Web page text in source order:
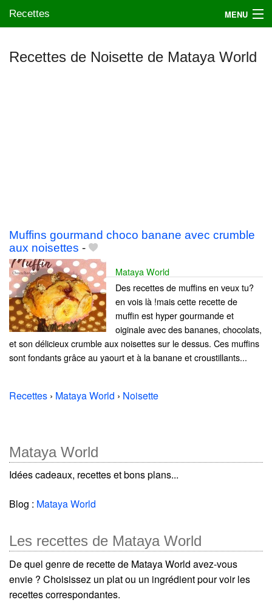
Recettes MENU
Recettes de Noisette de Mataya World
Muffins gourmand choco banane avec crumble
aux noisettes -
Mataya World
Des recettes de muffins en veux tu?
en vois là !mais cette recette de
muffin est hyper gourmande et
oiginale avec des bananes, chocolats,
et son délicieux crumble aux noisettes sur le dessus. Ces muffins
sont fondants grâce au yaourt et à la banane et croustillants...
Recettes › Mataya World › Noisette
Mataya World
Idées cadeaux, recettes et bons plans...
Blog : Mataya World
Les recettes de Mataya World
De quel genre de recette de Mataya World avez-vous
envie ? Choisissez un plat ou un ingrédient pour voir les
recettes correspondantes.